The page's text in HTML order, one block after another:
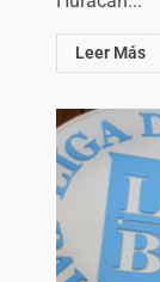
Leer Más